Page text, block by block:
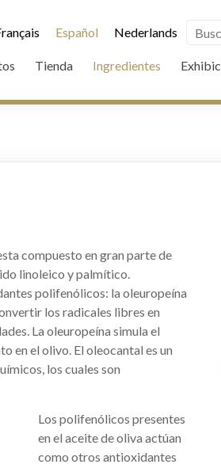
Español Nederlands
Tienda Ingredientes
compuesto en gran parte de
linoleico y palmítico.
polifenólicos: la oleuropeína
los radicales libres en
La oleuropeína simula el
en el olivo. El oleocantal es un
los cuales son
Los polifenólicos presentes
en el aceite de oliva actúan
como otros antioxidantes